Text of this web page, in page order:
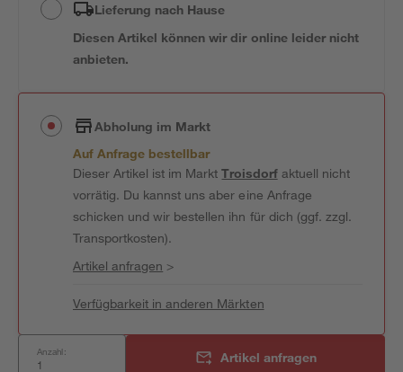
Lieferung nach Hause
Diesen Artikel können wir dir online leider nicht
anbieten.
Abholung im Markt
Auf Anfrage bestellbar
Dieser Artikel ist im MarktTroisdorfaktuell nicht
vorrätig. Du kannst uns aber eine Anfrage
schicken und wir bestellen ihn für dich (ggf. zzgl.
Transportkosten).
Artikel anfragen >
Verfügbarkeit in anderen Märkten
Anzahl: Artikel anfragen